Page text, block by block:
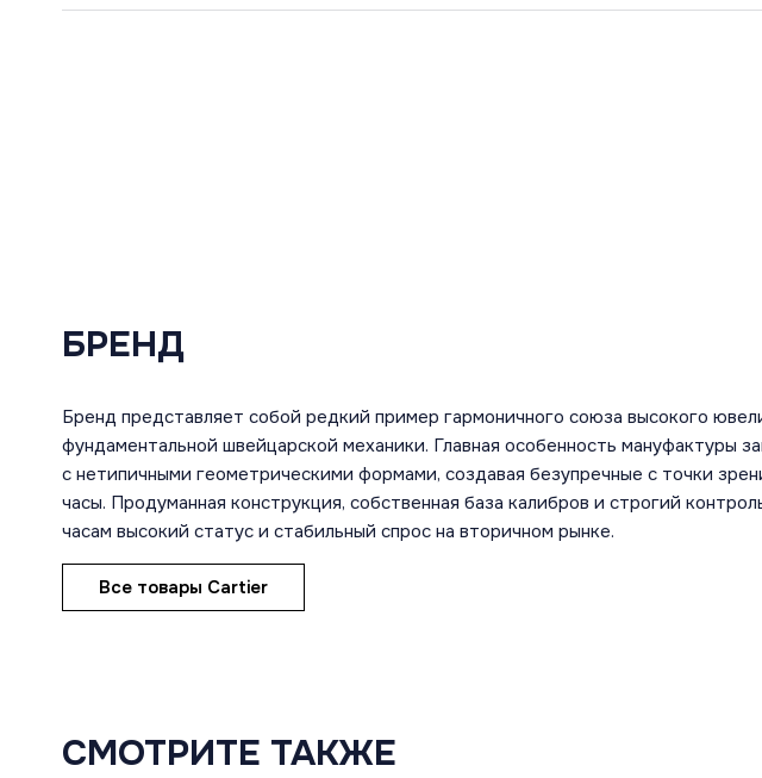
БРЕНД
Бренд представляет собой редкий пример гармоничного союза высокого
фундаментальной швейцарской механики. Главная особенность мануфактуры
с нетипичными геометрическими формами, создавая безупречные с точки
часы. Продуманная конструкция, собственная база калибров и строгий
часам высокий статус и стабильный спрос на вторичном рынке.
Все товары Cartier
СМОТРИТЕ ТАКЖЕ